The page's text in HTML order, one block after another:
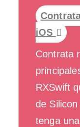
iOS
Contrata
RXSwift
de
tenga